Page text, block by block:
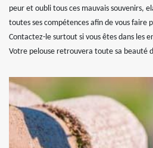
peur et oubli tous ces mauvais souvenirs,
toutes ses compétences afin de vous faire
Contactez-le surtout si vous êtes dans les
Votre pelouse retrouvera toute sa beauté